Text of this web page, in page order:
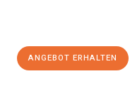
ANGEBOT ERHALTEN